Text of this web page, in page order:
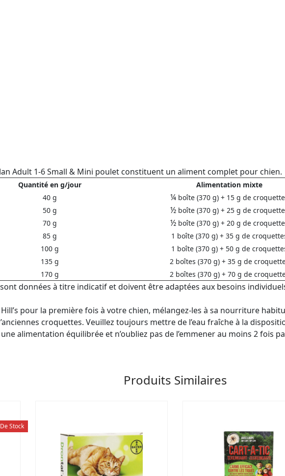
Adult 1-6 Small & Mini poulet constituent un aliment complet pour chien.
Quantité en g/jour
Alimentation mixte
40 g ¼ boîte (370 g) + 15 g de
50 g ½ boîte (370 g) + 25 g de
70 g ½ boîte (370 g) + 20 g de
85 g
1 boîte (370 g) + 35 g de
100 g
1 boîte (370 g) + 50 g de
135 g
2 boîtes (370 g) + 35 g de
170 g 2 boîtes (370 g) + 70 g de
données à titre indicatif et doivent être adaptées aux besoins
pour la première fois à votre chien, mélangez-les à sa nourriture
croquettes. Veuillez toujours mettre de l’eau fraîche à la
alimentation équilibrée et n’oubliez pas de l’emmener au moins 2 fois
Produits Similaires
Stock